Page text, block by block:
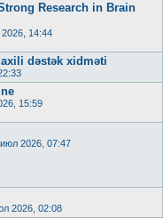
Research in Brain
14:44
dəstək xidməti
15:59
2026, 07:47
2026, 02:08